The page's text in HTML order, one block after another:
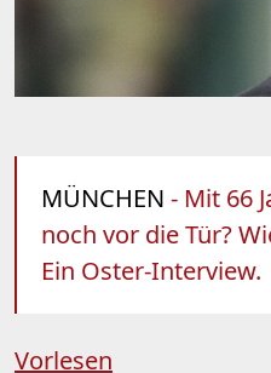
MÜNCHEN - Mit 66
noch vor die Tür?
Ein Oster-Interview.
Vorlesen